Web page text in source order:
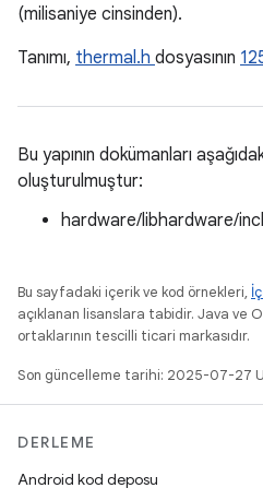
(milisaniye cinsinden).
Tanımı, thermal.h dosyasının
Bu yapının dokümanları
oluşturulmuştur:
hardware/libhardware/
Bu sayfadaki içerik ve kod örnekleri,
açıklanan lisanslara tabidir. Java ve
ortaklarının tescilli ticari markasıdır.
Son güncelleme tarihi: 2025-07-27
DERLEME
Android kod deposu